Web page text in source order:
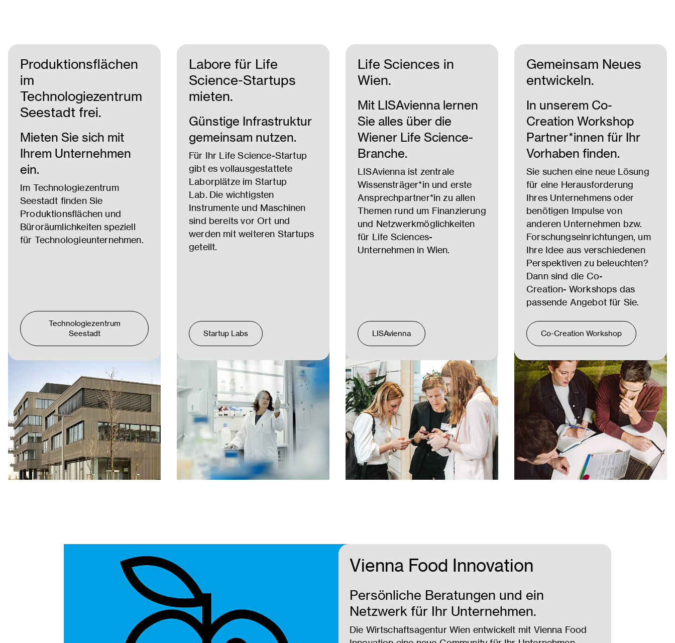
Produktionsflächen
im
Technologiezentrum
Seestadt frei.
Mieten Sie sich mit
Ihrem Unternehmen
ein.
Im Technologiezentrum
Seestadt finden Sie
Produktionsflächen und
Büroräumlichkeiten speziell
für Technologieunternehmen.
Technologiezentrum
Seestadt
Labore für Life
Science-Startups
mieten.
Günstige Infrastruktur
gemeinsam nutzen.
Für Ihr Life Science-Startup
gibt es vollausgestattete
Laborplätze im Startup
Lab. Die wichtigsten
Instrumente und Maschinen
sind bereits vor Ort und
werden mit weiteren Startups
geteilt.
Startup Labs
Life Sciences in
Wien.
Mit LISAvienna lernen
Sie alles über die
Wiener Life Science-
Branche.
LISAvienna ist zentrale
Wissensträger*in und erste
Ansprechpartner*in zu allen
Themen rund um Finanzierung
und Netzwerkmöglichkeiten
für Life Sciences-
Unternehmen in Wien.
LISAvienna
Gemeinsam Neues
entwickeln.
In unserem Co-
Creation Workshop
Partner*innen für Ihr
Vorhaben finden.
Sie suchen eine neue Lösung
für eine Herausforderung
Ihres Unternehmens oder
benötigen Impulse von
anderen Unternehmen bzw.
Forschungseinrichtungen, um
Ihre Idee aus verschiedenen
Perspektiven zu beleuchten?
Dann sind die Co-
Creation- Workshops das
passende Angebot für Sie.
Co-Creation Workshop
Vienna Food Innovation
Persönliche Beratungen und ein
Netzwerk für Ihr Unternehmen.
Die Wirtschaftsagentur Wien entwickelt mit Vienna Food